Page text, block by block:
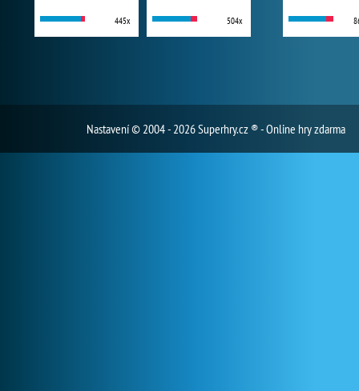
445x 504x
Nastavení© 2004 - 2026 Superhry.cz ® - Online hry zdarma